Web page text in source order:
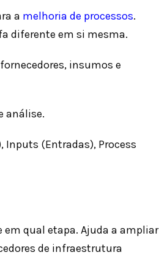
a melhoria de processos.
diferente em si mesma.
insumos e
análise.
Inputs (Entradas), Process
em qual etapa. Ajuda a ampliar
de infraestrutura